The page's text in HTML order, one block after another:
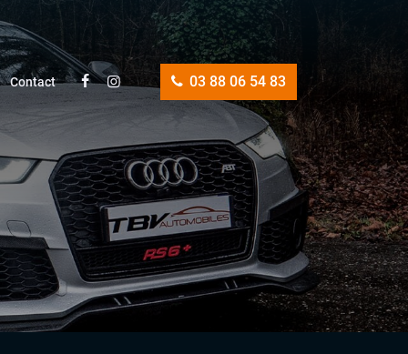
03 88 06 54 83
Contact